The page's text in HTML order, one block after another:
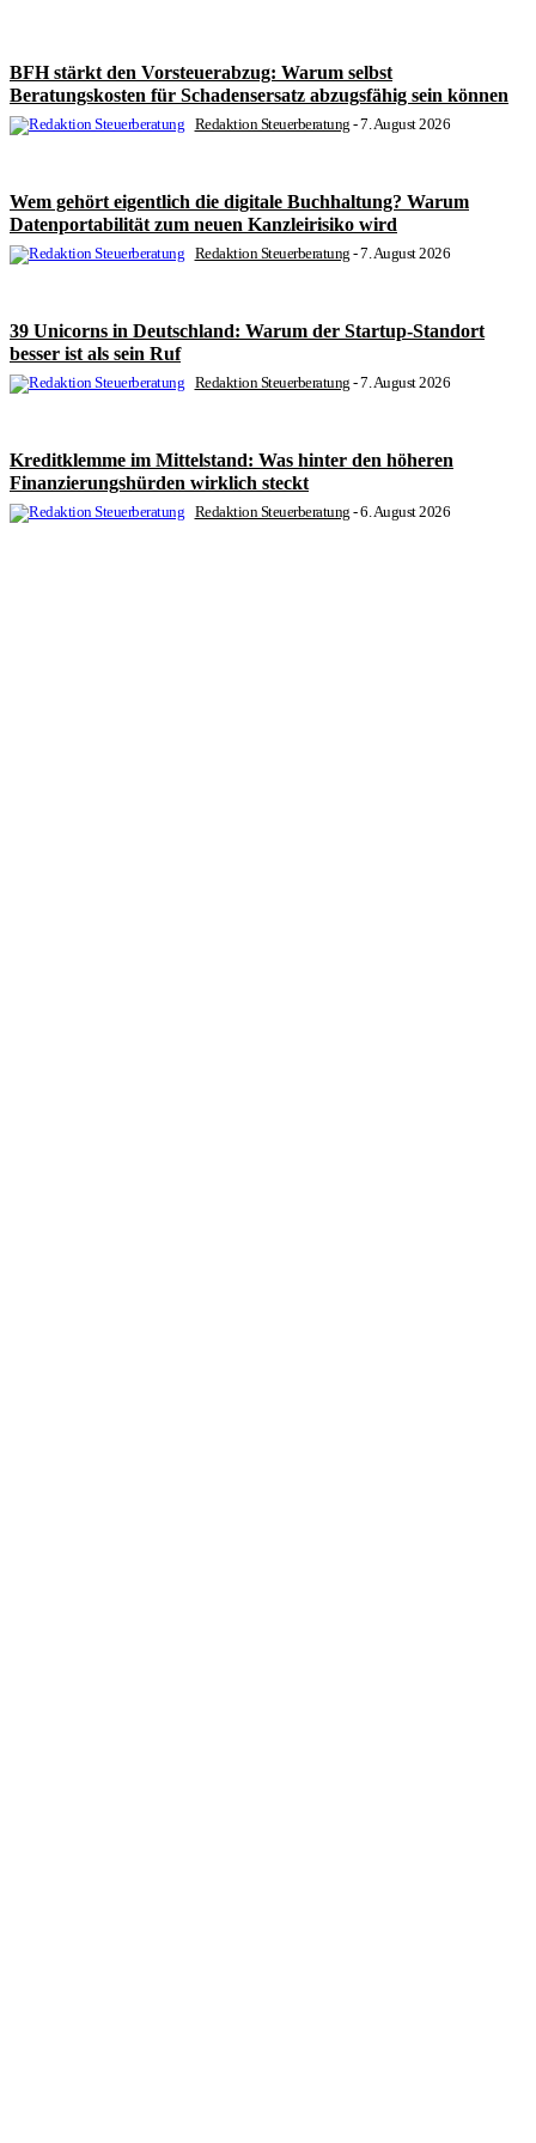
BFH stärkt den Vorsteuerabzug: Warum selbst
Beratungskosten für Schadensersatz abzugsfähig sein können
Redaktion Steuerberatung -7. August 2026
Wem gehört eigentlich die digitale Buchhaltung? Warum
Datenportabilität zum neuen Kanzleirisiko wird
Redaktion Steuerberatung -7. August 2026
39 Unicorns in Deutschland: Warum der Startup-Standort
besser ist als sein Ruf
Redaktion Steuerberatung -7. August 2026
Kreditklemme im Mittelstand: Was hinter den höheren
Finanzierungshürden wirklich steckt
Redaktion Steuerberatung -6. August 2026